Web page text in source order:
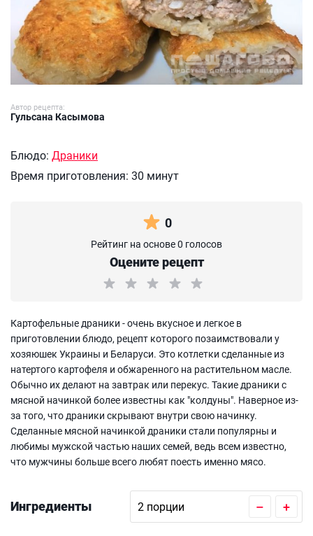
Автор рецепта:
Гульсана Касымова
Блюдо: Драники
Время приготовления: 30 минут
0
Рейтинг на основе 0 голосов
Оцените рецепт
Картофельные драники - очень вкусное и легкое в
приготовлении блюдо, рецепт которого позаимствовали у
хозяюшек Украины и Беларуси. Это котлетки сделанные из
натертого картофеля и обжаренного на растительном масле.
Обычно их делают на завтрак или перекус. Такие драники с
мясной начинкой более известны как "колдуны". Наверное из-
за того, что драники скрывают внутри свою начинку.
Сделанные мясной начинкой драники стали популярны и
любимы мужской частью наших семей, ведь всем известно,
что мужчины больше всего любят поесть именно мясо.
Ингредиенты – +